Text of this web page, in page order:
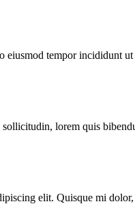
tempor incididunt
lorem quis
elit. Quisque mi